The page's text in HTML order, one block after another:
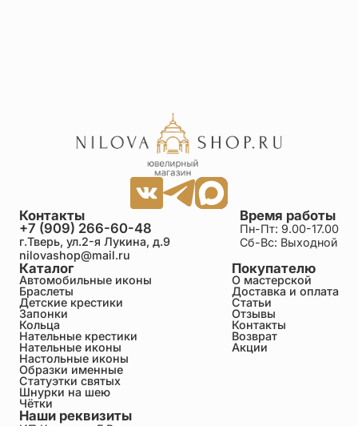
Каталог
Автомобильные иконы
Браслеты
Детские крестики
Запонки
Кольца
Нательные крестики
Нательные иконы
Настольные иконы
Образки именные
Статуэтки святых
Шнурки на шею
Чётки
Покупателю
О мастерской
Доставка и оплата
Статьи
Отзывы
Контакты
Возврат
Акции
Время работы
Пн-Пт: 9.00-17.00
Сб-Вс: Выходной
Контакты
+7 (909) 266-60-48
г.Тверь, ул.2-я Лукина, д.9
nilovashop@mail.ru
Наши реквизиты